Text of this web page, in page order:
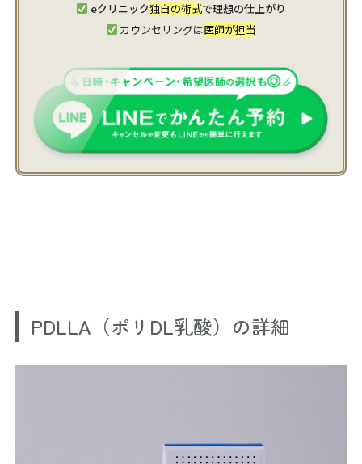
eクリニック独自の術式で理想の仕上がり
カウンセリングは医師が担当
PDLLA（ポリDL乳酸）の詳細